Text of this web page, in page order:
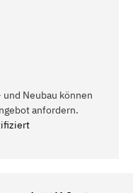
Neubau können
anfordern.